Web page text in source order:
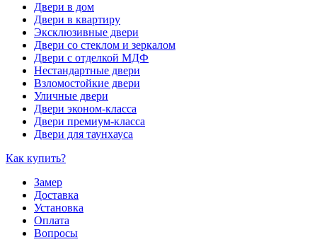
Двери в дом
Двери в квартиру
Эксклюзивные двери
Двери со стеклом и зеркалом
Двери с отделкой МДФ
Нестандартные двери
Взломостойкие двери
Уличные двери
Двери эконом-класса
Двери премиум-класса
Двери для таунхауса
Как купить?
Замер
Доставка
Установка
Оплата
Вопросы